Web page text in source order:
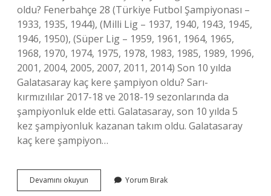
oldu? Fenerbahçe 28 (Türkiye Futbol Şampiyonası –
1933, 1935, 1944), (Milli Lig – 1937, 1940, 1943, 1945,
1946, 1950), (Süper Lig – 1959, 1961, 1964, 1965,
1968, 1970, 1974, 1975, 1978, 1983, 1985, 1989, 1996,
2001, 2004, 2005, 2007, 2011, 2014) Son 10 yılda
Galatasaray kaç kere şampiyon oldu? Sarı-
kırmızılılar 2017-18 ve 2018-19 sezonlarında da
şampiyonluk elde etti. Galatasaray, son 10 yılda 5
kez şampiyonluk kazanan takım oldu. Galatasaray
kaç kere şampiyon…
Devamını okuyun Fenerbahçe
Şampiyon
Yorum Bırak